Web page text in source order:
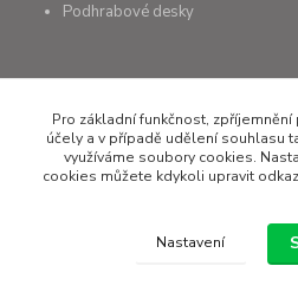
Podhrabové desky
+420 607 075 655
rapera@rapera.cz
Pro základní funkčnost,
účely a v případě udělení souhlasu
využíváme soubory cookies.
cookies můžete kdykoli upravit
Nastavení